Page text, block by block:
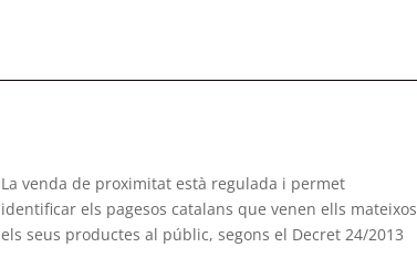
La venda de proximitat està regulada i permet
identificar els pagesos catalans que venen ells mateixos
els seus productes al públic, segons el Decret 24/2013